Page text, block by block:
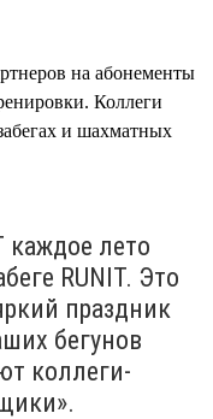
на абонементы
Коллеги
и шахматных
лето
RUNIT. Это
праздник
бегунов
коллеги-